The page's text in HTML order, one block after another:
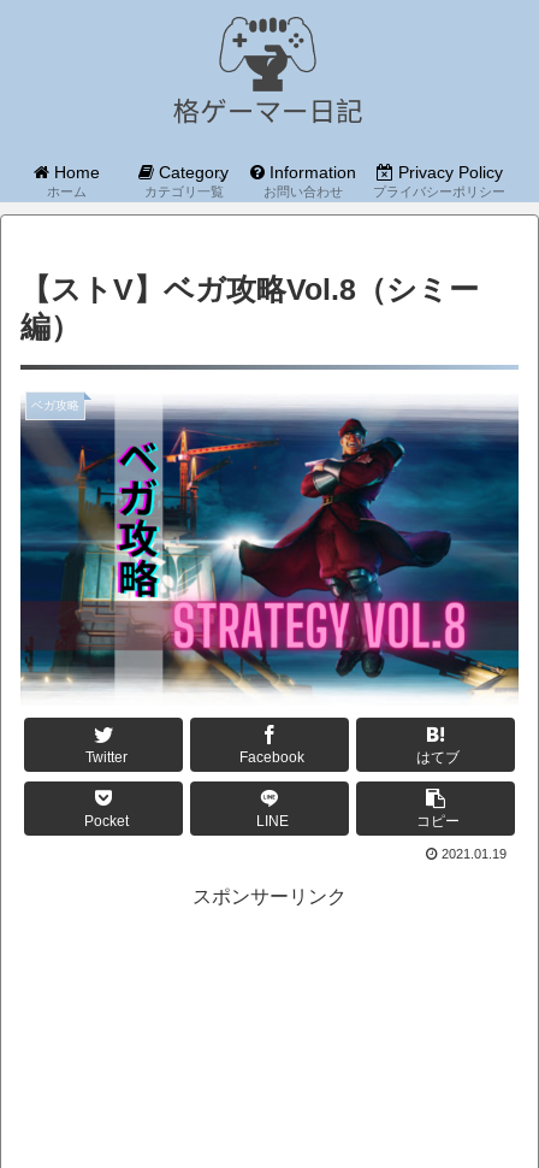
Home
ホーム
Category
カテゴリ一覧
Information
お問い合わせ
Privacy Policy
プライバシーポリシー
【ストV】ベガ攻略Vol.8（シミー
編）
ベガ攻略
Twitter Facebook はてブ
Pocket LINE コピー
2021.01.19
スポンサーリンク